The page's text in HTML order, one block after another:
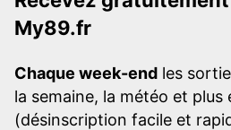
My89.fr
Chaque week-end les
la semaine, la météo et plus
(désinscription facile et